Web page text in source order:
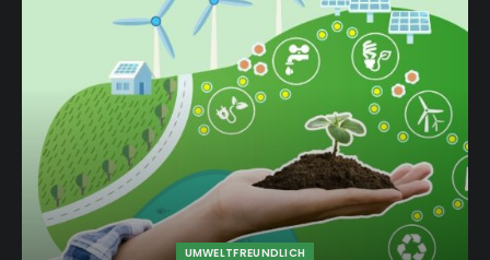
UMWELTFREUNDLICH